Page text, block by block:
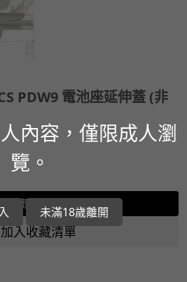
PDW9 電池座延伸蓋 (非
立即選購
加入收藏清單
內容，僅限成人瀏
覽。
未滿18歲離開